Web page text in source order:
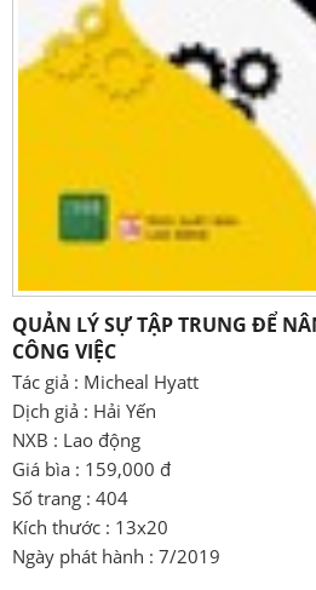
QUẢN LÝ SỰ TẬP TRUNG ĐỂ
CÔNG VIỆC
Tác giả : Micheal Hyatt
Dịch giả : Hải Yến
NXB : Lao động
Giá bìa : 159,000 đ
Số trang : 404
Kích thước : 13x20
Ngày phát hành : 7/2019